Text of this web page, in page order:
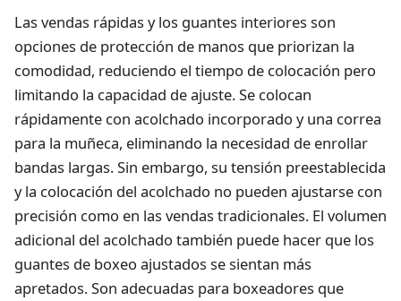
Las vendas rápidas y los guantes interiores son
opciones de protección de manos que priorizan la
comodidad, reduciendo el tiempo de colocación pero
limitando la capacidad de ajuste. Se colocan
rápidamente con acolchado incorporado y una correa
para la muñeca, eliminando la necesidad de enrollar
bandas largas. Sin embargo, su tensión preestablecida
y la colocación del acolchado no pueden ajustarse con
precisión como en las vendas tradicionales. El volumen
adicional del acolchado también puede hacer que los
guantes de boxeo ajustados se sientan más
apretados. Son adecuadas para boxeadores que